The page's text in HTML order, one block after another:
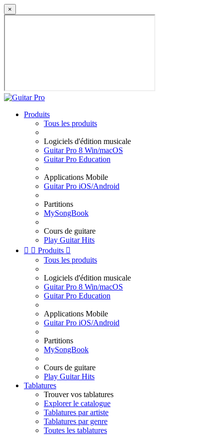
×
Produits
Tous les produits
Logiciels d'édition musicale
Guitar Pro 8 Win/macOS
Guitar Pro Education
Applications Mobile
Guitar Pro iOS/Android
Partitions
MySongBook
Cours de guitare
Play Guitar Hits
  Produits 
Tous les produits
Logiciels d'édition musicale
Guitar Pro 8 Win/macOS
Guitar Pro Education
Applications Mobile
Guitar Pro iOS/Android
Partitions
MySongBook
Cours de guitare
Play Guitar Hits
Tablatures
Trouver vos tablatures
Explorer le catalogue
Tablatures par artiste
Tablatures par genre
Toutes les tablatures